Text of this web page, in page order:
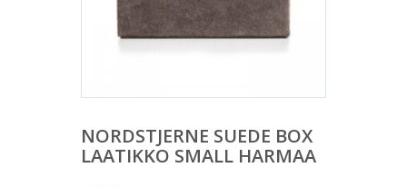
NORDSTJERNE SUEDE BOX
LAATIKKO SMALL HARMAA